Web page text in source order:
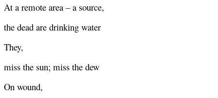
At a remote area – a source,
the dead are drinking water
They,
miss the sun; miss the dew
On wound,